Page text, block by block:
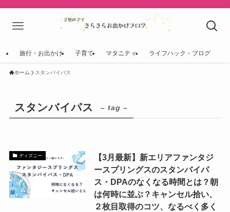
旅行・お出かけ 子育て マタニティ ライフハック・ブログ
ホーム スタンバイパス
スタンバイパス – tag –
ディズニー
【3月最新】新エリアファンタジ
ースプリングスのスタンバイパ
ス・DPAのなくなる時間とは？朝
は何時に並ぶ？キャンセル拾い、
２枚目取得のコツ、なるべく多く